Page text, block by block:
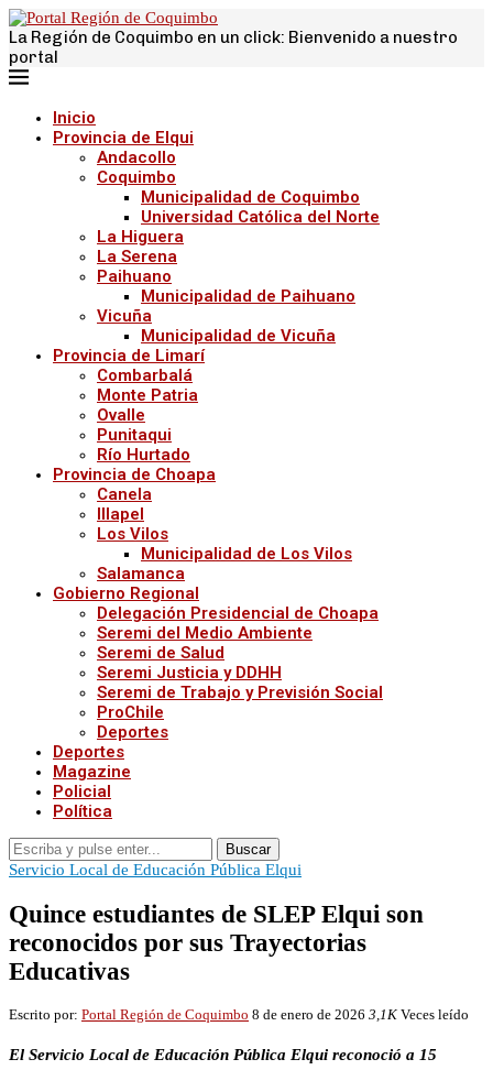
La Región de Coquimbo en un click: Bienvenido a nuestro
portal
Inicio
Provincia de Elqui
Andacollo
Coquimbo
Municipalidad de Coquimbo
Universidad Católica del Norte
La Higuera
La Serena
Paihuano
Municipalidad de Paihuano
Vicuña
Municipalidad de Vicuña
Provincia de Limarí
Combarbalá
Monte Patria
Ovalle
Punitaqui
Río Hurtado
Provincia de Choapa
Canela
Illapel
Los Vilos
Municipalidad de Los Vilos
Salamanca
Gobierno Regional
Delegación Presidencial de Choapa
Seremi del Medio Ambiente
Seremi de Salud
Seremi Justicia y DDHH
Seremi de Trabajo y Previsión Social
ProChile
Deportes
Deportes
Magazine
Policial
Política
Buscar
Servicio Local de Educación Pública Elqui
Quince estudiantes de SLEP Elqui son
reconocidos por sus Trayectorias
Educativas
Escrito por: Portal Región de Coquimbo 8 de enero de 2026 3,1K Veces leído
El Servicio Local de Educación Pública Elqui reconoció a 15